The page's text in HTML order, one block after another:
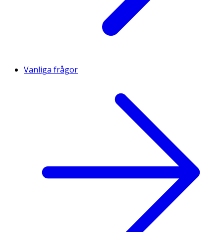
Vanliga frågor